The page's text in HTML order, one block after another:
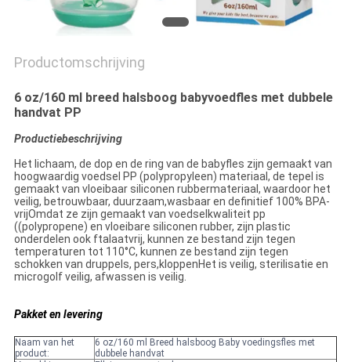
Productomschrijving
6 oz/160 ml breed halsboog babyvoedfles met dubbele
handvat PP
Productiebeschrijving
Het lichaam, de dop en de ring van de babyfles zijn gemaakt van
hoogwaardig voedsel PP (polypropyleen) materiaal, de tepel is
gemaakt van vloeibaar siliconen rubbermateriaal, waardoor het
veilig, betrouwbaar, duurzaam,wasbaar en definitief 100% BPA-
vrijOmdat ze zijn gemaakt van voedselkwaliteit pp
((polypropene) en vloeibare siliconen rubber, zijn plastic
onderdelen ook ftalaatvrij, kunnen ze bestand zijn tegen
temperaturen tot 110°C, kunnen ze bestand zijn tegen
schokken van druppels, pers,kloppenHet is veilig, sterilisatie en
microgolf veilig, afwassen is veilig.
Pakket en levering
Naam van het
product:
6 oz/160 ml Breed halsboog Baby voedingsfles met
dubbele handvat